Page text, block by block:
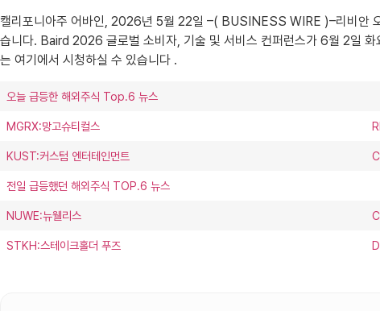
캘리포니아주 어바인, 2026년 5월 22일 –( BUSINESS WIRE )–리비안
습니다. Baird 2026 글로벌 소비자, 기술 및 서비스 컨퍼런스가 6월 2일
는 여기에서 시청하실 수 있습니다 .
오늘 급등한 해외주식 Top.6 뉴스
MGRX:망고슈티컬스
KUST:커스텀 엔터테인먼트
전일 급등했던 해외주식 TOP.6 뉴스
NUWE:뉴웰리스
STKH:스테이크홀더 푸즈